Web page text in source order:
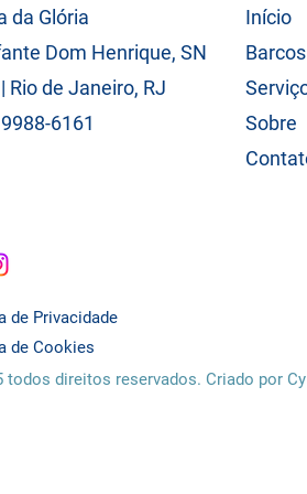
da Glória
Dom Henrique, SN
Rio de Janeiro, RJ
6161
Início
Barcos
Sobre
de Privacidade
de Cookies
todos direitos reservados. Criado por